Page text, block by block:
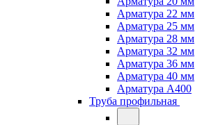
Арматура 22 мм
Арматура 25 мм
Арматура 28 мм
Арматура 32 мм
Арматура 36 мм
Арматура 40 мм
Арматура А400
Труба профильная